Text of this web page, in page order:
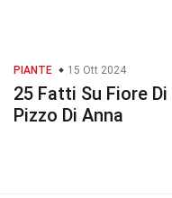
PIANTE 15 Ott 2024
25 Fatti Su Fiore Di
Pizzo Di Anna